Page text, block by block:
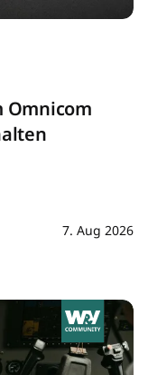
Omnicom
7. Aug 2026